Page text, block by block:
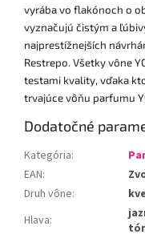
vyrába vo flakónoch o
vyznačujú čistým a
najprestížnejších
Restrepo. Všetky vône
testami kvality, vďaka
trvajúce vôňu parfumu
Dodatočné
Kategória:
EAN:
Druh vône:
Hlava: